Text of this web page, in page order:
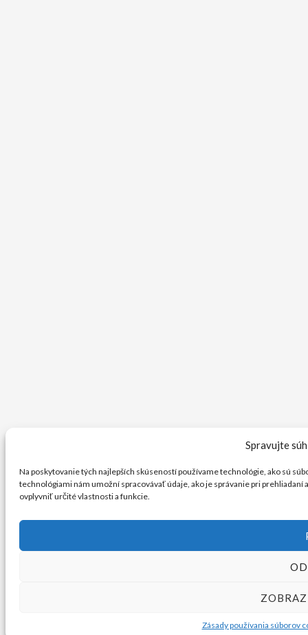
Spravujte
Na poskytovanie tých najlepších skúseností používame technológie, ako sú
technológiami nám umožní spracovávať údaje, ako je správanie pri
ovplyvniť určité vlastnosti a funkcie.
Zásady používania súborov